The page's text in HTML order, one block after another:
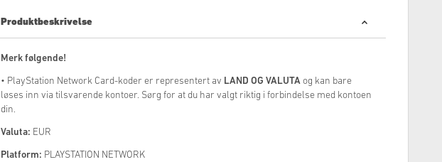
Produktbeskrivelse
Merk følgende!
• PlayStation Network Card-koder er representert av LAND OG VALUTA og kan bare
løses inn via tilsvarende kontoer. Sørg for at du har valgt riktig i forbindelse med kontoen
din.
Valuta: EUR
Platform: PLAYSTATION NETWORK